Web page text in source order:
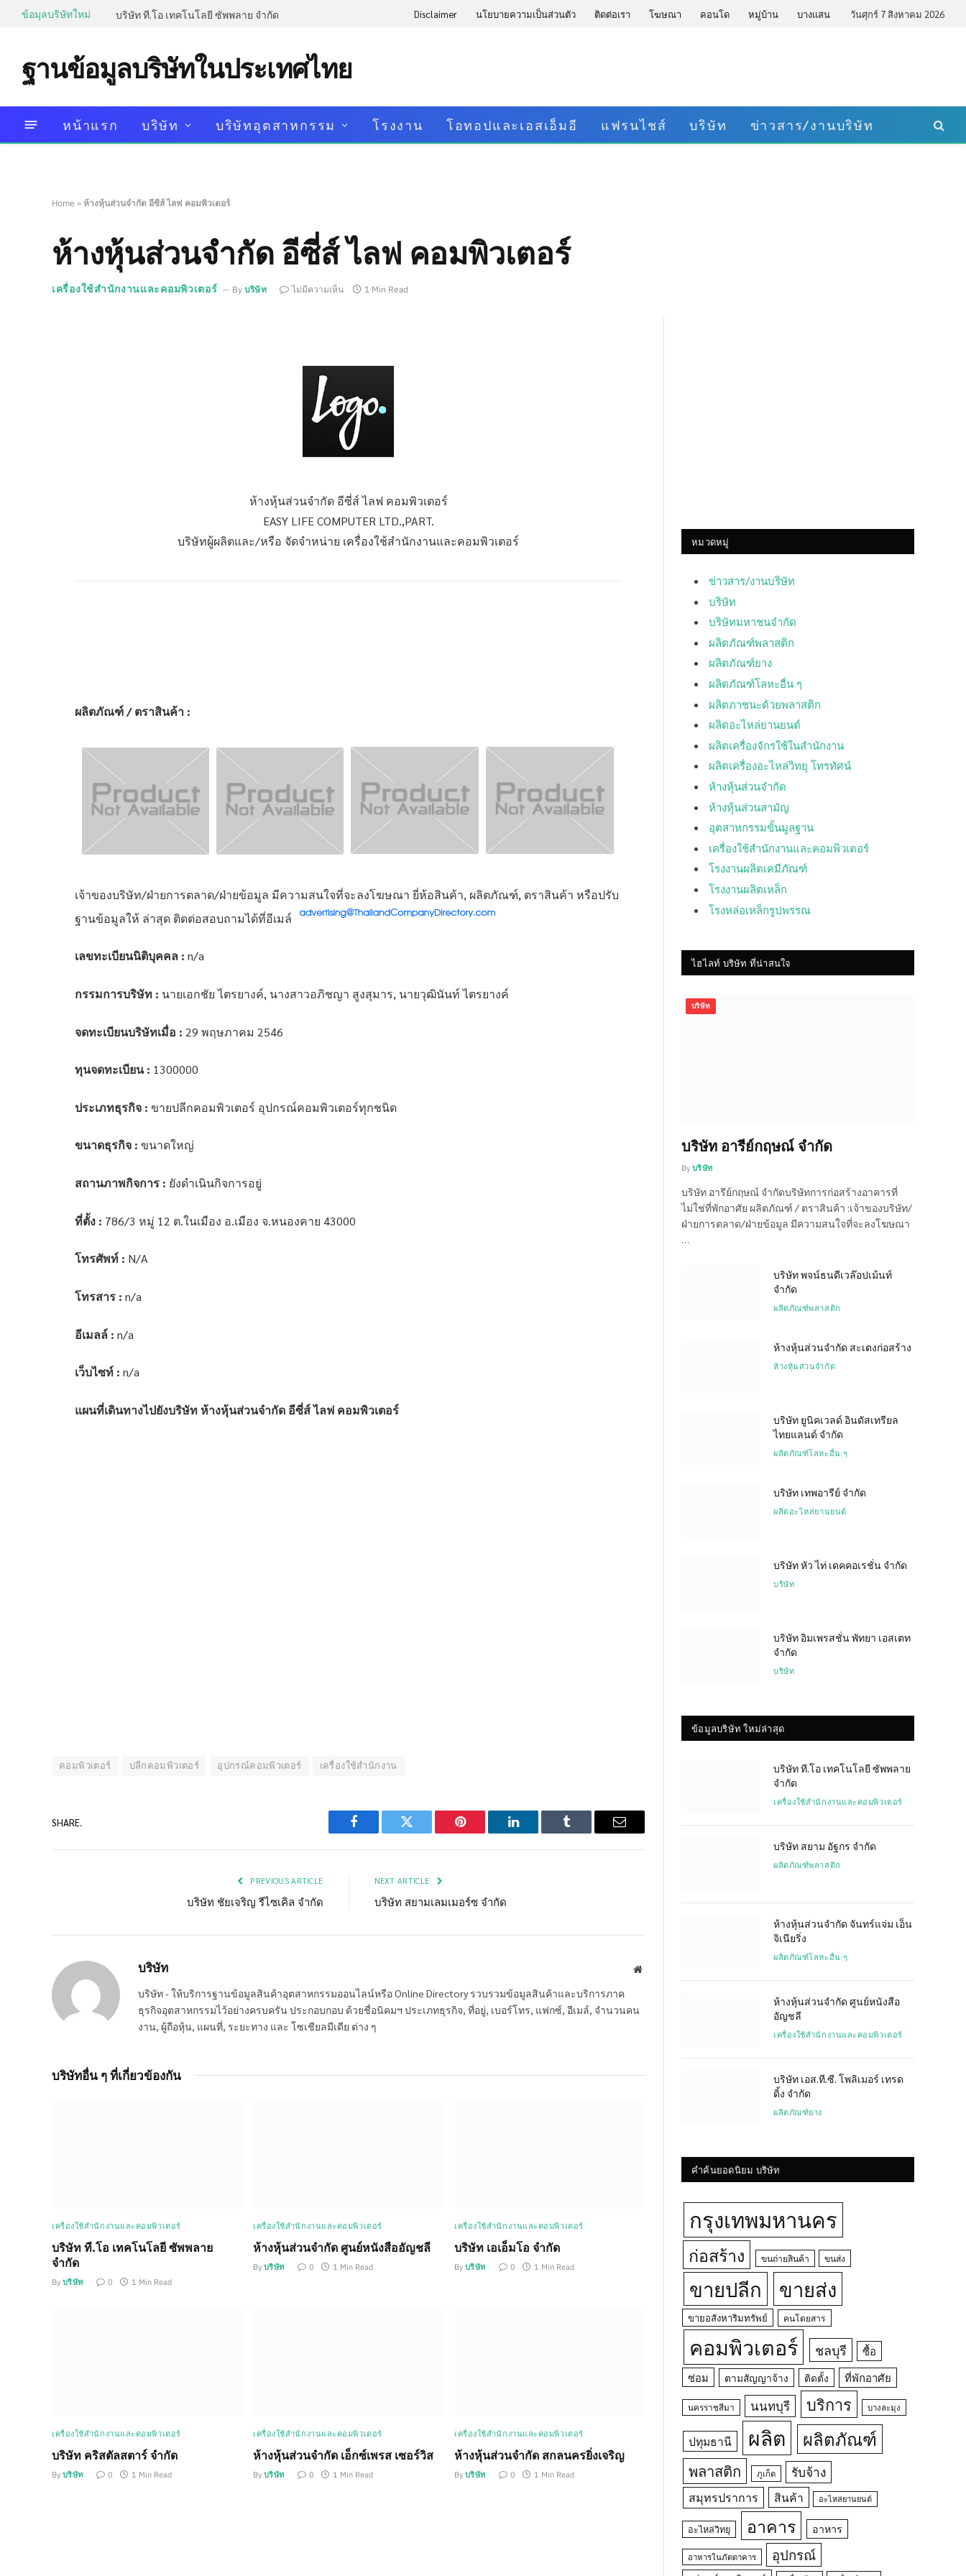
ข้อมุลบริษัทใหม่ บริษัท ที.โอ เทคโนโลยี ซัพพลาย จำกัด Disclaimer นโยบายความเป็นส่วนตัว ติดต่อเรา โฆษณา คอนโด หมู่บ้าน บางแสน วันศุกร์ 7 สิงหาคม 2026
ฐานข้อมูลบริษัทในประเทศไทย
หน้าแรก บริษัท บริษัทอุตสาหกรรม โรงงาน โอทอปและเอสเอ็มอี แฟรนไชส์ บริษัท ข่าวสาร/งานบริษัท
Home » ห้างหุ้นส่วนจำกัด อีซี่ส์ ไลฟ คอมพิวเตอร์
ห้างหุ้นส่วนจำกัด อีซี่ส์ ไลฟ คอมพิวเตอร์
เครื่องใช้สำนักงานและคอมพิวเตอร์ By บริษัท ไม่มีความเห็น 1 Min Read
ห้างหุ้นส่วนจำกัด อีซี่ส์ ไลฟ คอมพิวเตอร์
EASY LIFE COMPUTER LTD.,PART.
บริษัทผู้ผลิตและ/หรือ จัดจำหน่าย เครื่องใช้สำนักงานและคอมพิวเตอร์
ผลิตภัณฑ์ / ตราสินค้า :
เจ้าของบริษัท/ฝ่ายการตลาด/ฝ่ายข้อมูล มีความสนใจที่จะลงโฆษณา ยี่ห้อสินค้า, ผลิตภัณฑ์, ตราสินค้า หรือปรับ
ฐานข้อมูลให้ ล่าสุด ติดต่อสอบถามได้ที่อีเมล์
เลขทะเบียนนิติบุคคล : n/a
กรรมการบริษัท : นายเอกชัย ไตรยางค์, นางสาวอภิชญา สูงสุมาร, นายวุฒินันท์ ไตรยางค์
จดทะเบียนบริษัทเมื่อ : 29 พฤษภาคม 2546
ทุนจดทะเบียน : 1300000
ประเภทธุรกิจ : ขายปลีกคอมพิวเตอร์ อุปกรณ์คอมพิวเตอร์ทุกชนิด
ขนาดธุรกิจ : ขนาดใหญ่
สถานภาพกิจการ : ยังดำเนินกิจการอยู่
ที่ตั้ง : 786/3 หมู่ 12 ต.ในเมือง อ.เมือง จ.หนองคาย 43000
โทรศัพท์ : N/A
โทรสาร : n/a
อีเมลล์ : n/a
เว็บไซท์ : n/a
แผนที่เดินทางไปยังบริษัท ห้างหุ้นส่วนจำกัด อีซี่ส์ ไลฟ คอมพิวเตอร์
คอมพิวเตอร์ ปลีกคอมพิวเตอร์ อุปกรณ์คอมพิวเตอร์ เครื่องใช้สำนักงาน
SHARE.
Facebook Twitter Pinterest LinkedIn Tumblr Email
PREVIOUS ARTICLE
บริษัท ชัยเจริญ รีไซเคิล จำกัด
NEXT ARTICLE
บริษัท สยามเลมเมอร์ซ จำกัด
บริษัท Website
บริษัท - ให้บริการฐานข้อมูลสินค้าอุตสาหกรรมออนไลน์หรือ Online Directory รวบรวมข้อมูลสินค้าและบริการภาค
ธุรกิจอุตสาหกรรมไว้อย่างครบครัน ประกอบกอบ ด้วยชื่อนิคมฯ ประเภทธุรกิจ, ที่อยู่, เบอร์โทร, แฟกซ์, อีเมล์, จำนวนคน
งาน, ผู้ถือหุ้น, แผนที่, ระยะทาง และ โซเชียลมีเดีย ต่าง ๆ
บริษัทอื่น ๆ ที่เกี่ยวข้องกัน
เครื่องใช้สำนักงานและคอมพิวเตอร์
บริษัท ที.โอ เทคโนโลยี ซัพพลาย
จำกัด
By บริษัท 0 1 Min Read
เครื่องใช้สำนักงานและคอมพิวเตอร์
ห้างหุ้นส่วนจำกัด ศูนย์หนังสืออัญชลี
By บริษัท 0 1 Min Read
เครื่องใช้สำนักงานและคอมพิวเตอร์
บริษัท เอเอ็มโอ จำกัด
By บริษัท 0 1 Min Read
เครื่องใช้สำนักงานและคอมพิวเตอร์
บริษัท คริสตัลสตาร์ จำกัด
By บริษัท 0 1 Min Read
เครื่องใช้สำนักงานและคอมพิวเตอร์
ห้างหุ้นส่วนจำกัด เอ็กซ์เพรส เซอร์วิส
By บริษัท 0 1 Min Read
เครื่องใช้สำนักงานและคอมพิวเตอร์
ห้างหุ้นส่วนจำกัด สกลนครยิ่งเจริญ
By บริษัท 0 1 Min Read
หมวดหมู่
ข่าวสาร/งานบริษัท
บริษัท
บริษัทมหาชนจำกัด
ผลิตภัณฑ์พลาสติก
ผลิตภัณฑ์ยาง
ผลิตภัณฑ์โลหะอื่น ๆ
ผลิตภาชนะด้วยพลาสติก
ผลิตอะไหล่ยานยนต์
ผลิตเครื่องจักรใช้ในสำนักงาน
ผลิตเครื่องอะไหล่วิทยุ โทรทัศน์
ห้างหุ้นส่วนจำกัด
ห้างหุ้นส่วนสามัญ
อุตสาหกรรมขั้นมูลฐาน
เครื่องใช้สำนักงานและคอมพิวเตอร์
โรงงานผลิตเคมีภัณฑ์
โรงงานผลิตเหล็ก
โรงหล่อเหล็กรูปพรรณ
ไฮไลท์ บริษัท ที่น่าสนใจ
บริษัท
บริษัท อารีย์กฤษณ์ จำกัด
By บริษัท
บริษัท อารีย์กฤษณ์ จำกัดบริษัทการก่อสร้างอาคารที่
ไม่ใช่ที่พักอาศัย ผลิตภัณฑ์ / ตราสินค้า :เจ้าของบริษัท/
ฝ่ายการตลาด/ฝ่ายข้อมูล มีความสนใจที่จะลงโฆษณา
…
บริษัท พจน์ธนดีเวล๊อปเม้นท์
จำกัด
ผลิตภัณฑ์พลาสติก
ห้างหุ้นส่วนจำกัด สะเตงก่อสร้าง
ห้างหุ้นส่วนจำกัด
บริษัท ยูนิคเวลด์ อินดัสเทรียล
ไทยแลนด์ จำกัด
ผลิตภัณฑ์โลหะอื่น ๆ
บริษัท เทพอารีย์ จำกัด
ผลิตอะไหล่ยานยนต์
บริษัท หัว ไท่ เดคคอเรชั่น จำกัด
บริษัท
บริษัท อิมเพรสชั่น พัทยา เอสเตท
จำกัด
บริษัท
ข้อมูลบริษัท ใหม่ล่าสุด
บริษัท ที.โอ เทคโนโลยี ซัพพลาย
จำกัด
เครื่องใช้สำนักงานและคอมพิวเตอร์
บริษัท สยาม อัฐกร จำกัด
ผลิตภัณฑ์พลาสติก
ห้างหุ้นส่วนจำกัด จันทร์แจ่ม เอ็น
จิเนียริ่ง
ผลิตภัณฑ์โลหะอื่น ๆ
ห้างหุ้นส่วนจำกัด ศูนย์หนังสือ
อัญชลี
เครื่องใช้สำนักงานและคอมพิวเตอร์
บริษัท เอส.ที.ซี. โพลิเมอร์ เทรด
ดิ้ง จำกัด
ผลิตภัณฑ์ยาง
คำค้นยอดนิยม บริษัท
กรุงเทพมหานคร
ก่อสร้าง ขนถ่ายสินค้า ขนส่ง
ขายปลีก ขายส่ง
ขายอสังหาริมทรัพย์ คนโดยสาร
คอมพิวเตอร์ ชลบุรี
ซื้อ
ซ่อม
ตามสัญญาจ้าง ติดตั้ง ที่พักอาศัย
นครราชสีมา นนทบุรี บริการ บางละมุง
ปทุมธานี ผลิต ผลิตภัณฑ์
พลาสติก ภูเก็ต รับจ้าง
สมุทรปราการ สินค้า อะไหล่ยานยนต์
อะไหล่วิทยุ อาคาร อาหาร
อาหารในภัตตาคาร อุปกรณ์